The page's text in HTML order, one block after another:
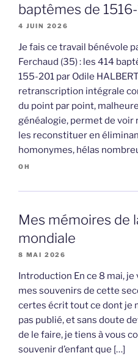
baptêmes de
4 JUIN 2026
Je fais ce travail bénévole
Ferchaud (35) : les 414
155-201 par Odile
retranscription intégrale
du point par point,
généalogie, permet de
les reconstituer en
homonymes, hélas
OH
Mes mémoires de
mondiale
8 MAI 2026
Introduction En ce 8 mai,
mes souvenirs de cette
certes écrit tout ce dont je
pas publié, et sans doute
de le faire, je tiens à vous
souvenir d’enfant que […]